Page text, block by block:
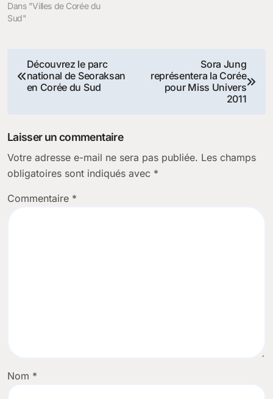
Dans "Villes de Corée du
Sud"
Navigation
de
Découvrez le parc
national de Seoraksan
en Corée du Sud
Sora Jung
représentera la Corée
pour Miss Univers
2011
Laisser un commentaire
Votre adresse e-mail ne sera pas publiée. Les champs
obligatoires sont indiqués avec *
Commentaire *
Nom *